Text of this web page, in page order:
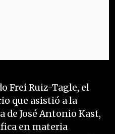
Frei Ruiz-Tagle, el
que asistió a la
de José Antonio Kast,
en materia